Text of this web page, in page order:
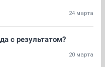
24 марта
с результатом?
20 марта